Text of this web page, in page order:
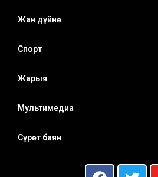
Жан дүйнө
Спорт
Жарыя
Мультимедиа
Сүрөт баян